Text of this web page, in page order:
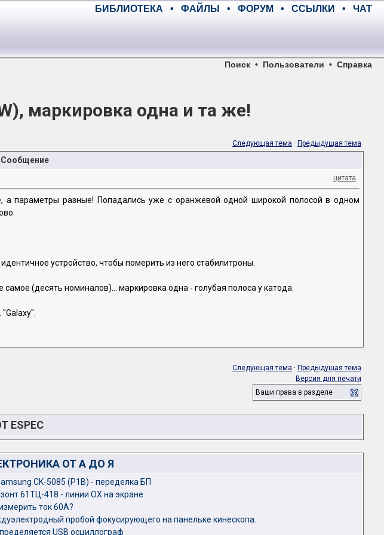
БИБЛИОТЕКА • ФАЙЛЫ • ФОРУМ • ССЫЛКИ • ЧАТ
Поиск • Пользователи • Справка
маркировка одна и та же!
Следующая тема · Предыдущая тема
Сообщение
цитата
а параметры разные! Попадались уже с оранжевой одной широкой полосой в одном
устройство, чтобы померить из него стабилитроны.
(десять номиналов)... маркировка одна - голубая полоса у катода.
Следующая тема · Предыдущая тема
Версия для печати
Ваши права в разделе
ESPEC
ОТ А ДО Я
CK-5085 (P1B) - переделка БП
61ТЦ-418 - линии ОХ на экране
ток 60А?
пробой фокусирующего на панельке кинескопа.
USB осциллограф